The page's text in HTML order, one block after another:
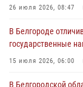
Офицеры
05 августа 2026, 17:12
26 июля 2026, 08:47
В Белгороде
государственные
15 июля 2026, 06:00
В Белгородской